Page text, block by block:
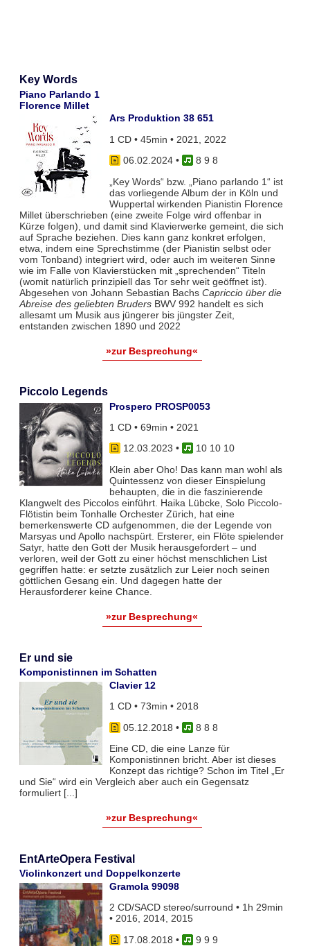
Key Words
Piano Parlando 1
Florence Millet
Ars Produktion 38 651
1 CD • 45min • 2021, 2022
06.02.2024•
8 9 8
„Key Words“ bzw. „Piano parlando 1“ ist
das vorliegende Album der in Köln und
Wuppertal wirkenden Pianistin Florence
Millet überschrieben (eine zweite Folge wird offenbar in
Kürze folgen), und damit sind Klavierwerke gemeint, die sich
auf Sprache beziehen. Dies kann ganz konkret erfolgen,
etwa, indem eine Sprechstimme (der Pianistin selbst oder
vom Tonband) integriert wird, oder auch im weiteren Sinne
wie im Falle von Klavierstücken mit „sprechenden“ Titeln
(womit natürlich prinzipiell das Tor sehr weit geöffnet ist).
Abgesehen von Johann Sebastian Bachs Capriccio über die
Abreise des geliebten BrudersBWV 992 handelt es sich
allesamt um Musik aus jüngerer bis jüngster Zeit,
entstanden zwischen 1890 und 2022
»zur Besprechung«
Piccolo Legends
Prospero PROSP0053
1 CD • 69min • 2021
12.03.2023 •
10 10 10
Klein aber Oho! Das kann man wohl als
Quintessenz von dieser Einspielung
behaupten, die in die faszinierende
Klangwelt des Piccolos einführt. Haika Lübcke, Solo Piccolo-
Flötistin beim Tonhalle Orchester Zürich, hat eine
bemerkenswerte CD aufgenommen, die der Legende von
Marsyas und Apollo nachspürt. Ersterer, ein Flöte spielender
Satyr, hatte den Gott der Musik herausgefordert – und
verloren, weil der Gott zu einer höchst menschlichen List
gegriffen hatte: er setzte zusätzlich zur Leier noch seinen
göttlichen Gesang ein. Und dagegen hatte der
Herausforderer keine Chance.
»zur Besprechung«
Er und sie
Komponistinnen im Schatten
Clavier 12
1 CD • 73min • 2018
05.12.2018 •
8 8 8
Eine CD, die eine Lanze für
Komponistinnen bricht. Aber ist dieses
Konzept das richtige? Schon im Titel „Er
und Sie“ wird ein Vergleich aber auch ein Gegensatz
formuliert [...]
»zur Besprechung«
EntArteOpera Festival
Violinkonzert und Doppelkonzerte
Gramola 99098
2 CD/SACD stereo/surround • 1h 29min
• 2016, 2014, 2015
17.08.2018 •
9 9 9